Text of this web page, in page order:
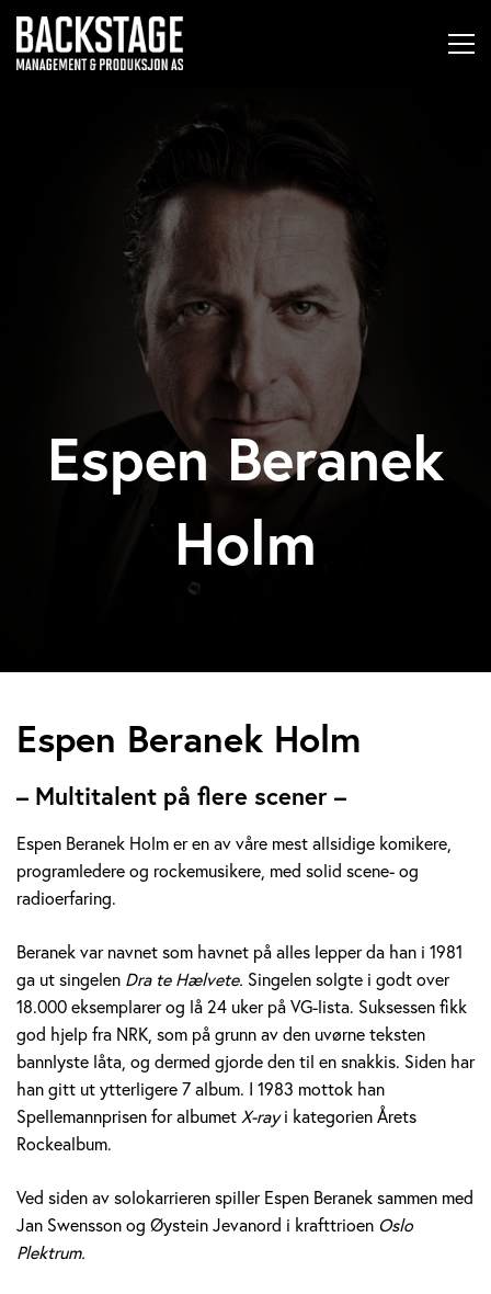
Espen Beranek
Holm
E
p
e
n
B
e
r
a
n
e
k
Espen Beranek Holm
– Multitalent på flere scener –
Espen Beranek Holm er en av våre mest allsidige komikere,
programledere og rockemusikere, med solid scene- og
radioerfaring.
Beranek var navnet som havnet på alles lepper da han i 1981
ga ut singelen Dra te Hælvete. Singelen solgte i godt over
18.000 eksemplarer og lå 24 uker på VG-lista. Suksessen fikk
god hjelp fra NRK, som på grunn av den uvørne teksten
bannlyste låta, og dermed gjorde den til en snakkis. Siden har
han gitt ut ytterligere 7 album. I 1983 mottok han
Spellemannprisen for albumet X-rayi kategorien Årets
Rockealbum.
Ved siden av solokarrieren spiller Espen Beranek sammen med
Jan Swensson og Øystein Jevanord i krafttrioen Oslo
Plektrum.